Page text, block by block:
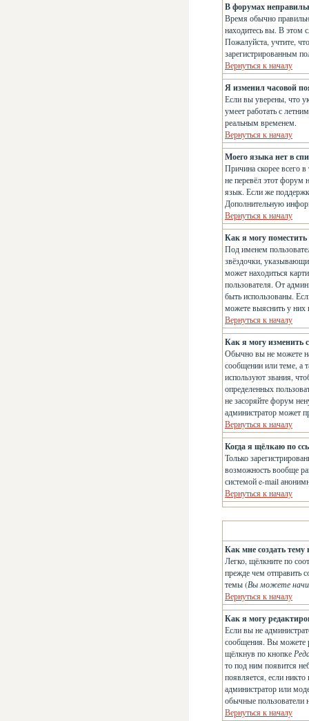
В форумах
Время обычно
находитесь вы. В этом
Пожалуйста, учтите,
зарегистрированным
Вернуться к началу
Я изменил часовой
Если вы уверены, что
умеет работать с
реальным временем.
Вернуться к началу
Моего языка нет в
Причина скорее всего
не перевёл этот форум
язык. Если же
Дополнительную
Вернуться к началу
Как я могу
Под именем
звёздочки,
может находиться
пользователя. От
быть использованы.
можете выяснить у них
Вернуться к началу
Как я могу изменить
Обычно вы не можете
сообщении или теме, а
используют звания,
определенных
не засоряйте форум
администратор может
Вернуться к началу
Когда я щёлкаю по
Только
возможность вообще
системой e-mail
Вернуться к началу
Как мне создать тему
Легко, щёлкните по
прежде чем отправить
темы (Вы можете
Вернуться к началу
Как я могу
Если вы не
сообщения. Вы можете
щёлкнув по кнопке
то под ним появится
появляется, если
администратор или
обычные пользователи
Вернуться к началу